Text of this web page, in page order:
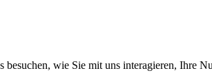
wie Sie mit uns interagieren, Ihre